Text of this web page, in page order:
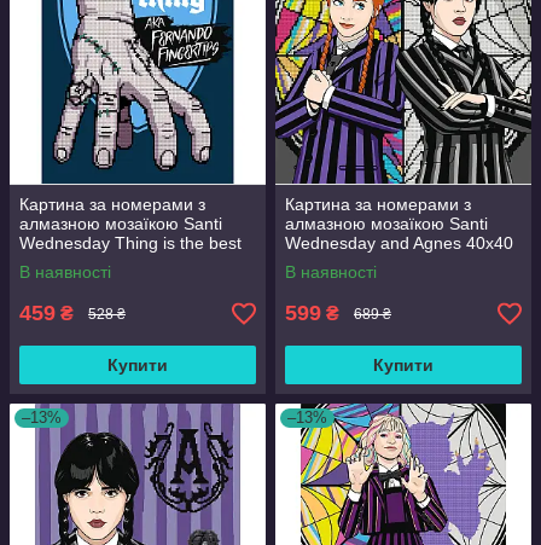
Картина за номерами з
алмазною мозаїкою Santi
Wednesday Thing is the best
friend 30x40 см Різнобарвний
(954980)
В наявності
459 ₴ 528 ₴
Купити
Картина за номерами з
алмазною мозаїкою Santi
Wednesday and Agnes 40x40
см Різнобарвний (954947)
В наявності
599 ₴ 689 ₴
Купити
–13% –13%